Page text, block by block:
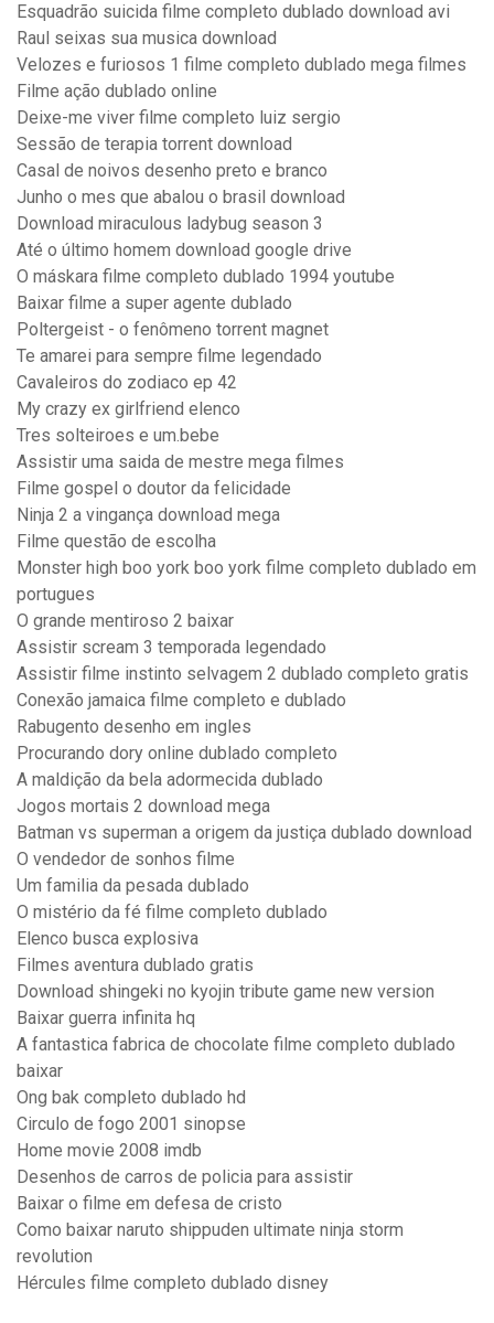
Esquadrão suicida filme completo dublado download avi
Raul seixas sua musica download
Velozes e furiosos 1 filme completo dublado mega filmes
Filme ação dublado online
Deixe-me viver filme completo luiz sergio
Sessão de terapia torrent download
Casal de noivos desenho preto e branco
Junho o mes que abalou o brasil download
Download miraculous ladybug season 3
Até o último homem download google drive
O máskara filme completo dublado 1994 youtube
Baixar filme a super agente dublado
Poltergeist - o fenômeno torrent magnet
Te amarei para sempre filme legendado
Cavaleiros do zodiaco ep 42
My crazy ex girlfriend elenco
Tres solteiroes e um.bebe
Assistir uma saida de mestre mega filmes
Filme gospel o doutor da felicidade
Ninja 2 a vingança download mega
Filme questão de escolha
Monster high boo york boo york filme completo dublado em
portugues
O grande mentiroso 2 baixar
Assistir scream 3 temporada legendado
Assistir filme instinto selvagem 2 dublado completo gratis
Conexão jamaica filme completo e dublado
Rabugento desenho em ingles
Procurando dory online dublado completo
A maldição da bela adormecida dublado
Jogos mortais 2 download mega
Batman vs superman a origem da justiça dublado download
O vendedor de sonhos filme
Um familia da pesada dublado
O mistério da fé filme completo dublado
Elenco busca explosiva
Filmes aventura dublado gratis
Download shingeki no kyojin tribute game new version
Baixar guerra infinita hq
A fantastica fabrica de chocolate filme completo dublado
baixar
Ong bak completo dublado hd
Circulo de fogo 2001 sinopse
Home movie 2008 imdb
Desenhos de carros de policia para assistir
Baixar o filme em defesa de cristo
Como baixar naruto shippuden ultimate ninja storm
revolution
Hércules filme completo dublado disney